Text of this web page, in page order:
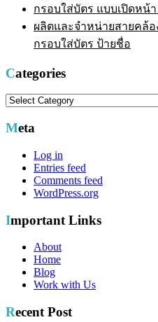
กรอบใส่บัตร แบบเปิดหน้า
ผลิตและจำหน่ายสายคล้
กรอบใส่บัตร ป้ายชื่อ
Categories
Categories
Meta
Log in
Entries feed
Comments feed
WordPress.org
Important Links
About
Home
Blog
Work with Us
Recent Post